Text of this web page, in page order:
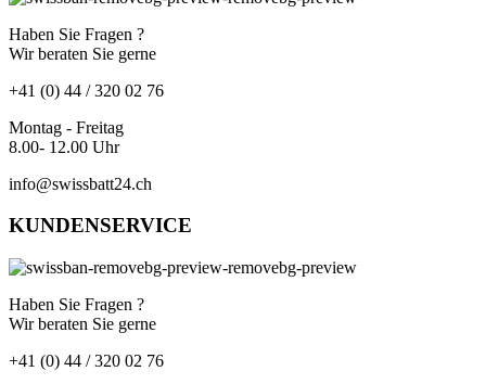
Haben Sie Fragen ?
Wir beraten Sie gerne
+41 (0) 44 / 320 02 76
Montag - Freitag
8.00- 12.00 Uhr
info@swissbatt24.ch
KUNDENSERVICE
Haben Sie Fragen ?
Wir beraten Sie gerne
+41 (0) 44 / 320 02 76